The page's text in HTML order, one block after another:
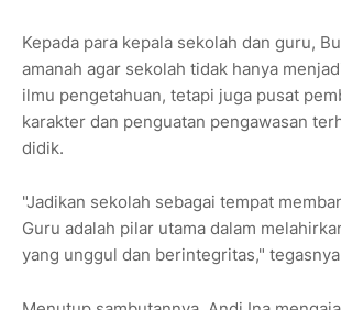
Kepada para kepala sekolah dan guru,
amanah agar sekolah tidak hanya
ilmu pengetahuan, tetapi juga pusat
karakter dan penguatan pengawasan
didik.
"Jadikan sekolah sebagai tempat
Guru adalah pilar utama dalam
yang unggul dan berintegritas,"